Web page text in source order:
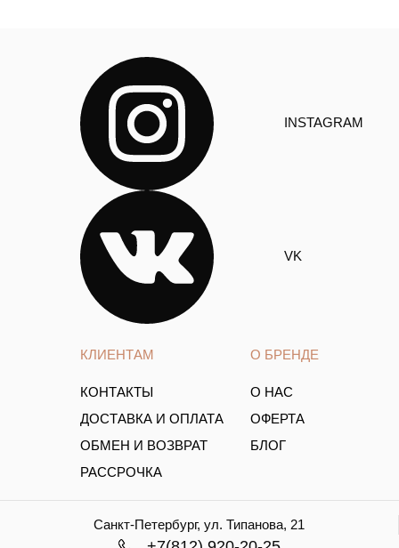
КЛИЕНТАМ
КОНТАКТЫ
ДОСТАВКА И ОПЛАТА
ОБМЕН И ВОЗВРАТ
РАССРОЧКА
О БРЕНДЕ
О НАС
ОФЕРТА
БЛОГ
INSTAGRAM
VK
Санкт-Петербург, ул. Типанова, 21